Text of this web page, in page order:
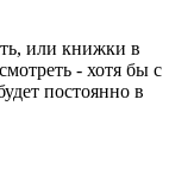
или книжки в
- хотя бы с
постоянно в